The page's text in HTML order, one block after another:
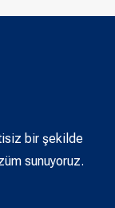
bir şekilde
sunuyoruz.